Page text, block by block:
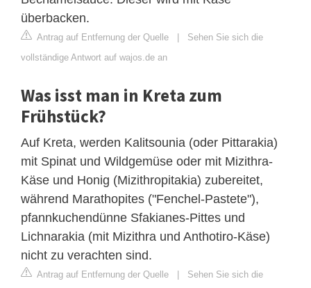
überbacken.
Antrag auf Entfernung der Quelle | Sehen Sie sich die
vollständige Antwort auf wajos.de an
Was isst man in Kreta zum
Frühstück?
Auf Kreta, werden Kalitsounia (oder Pittarakia)
mit Spinat und Wildgemüse oder mit Mizithra-
Käse und Honig (Mizithropitakia) zubereitet,
während Marathopites ("Fenchel-Pastete"),
pfannkuchendünne Sfakianes-Pittes und
Lichnarakia (mit Mizithra und Anthotiro-Käse)
nicht zu verachten sind.
Antrag auf Entfernung der Quelle | Sehen Sie sich die